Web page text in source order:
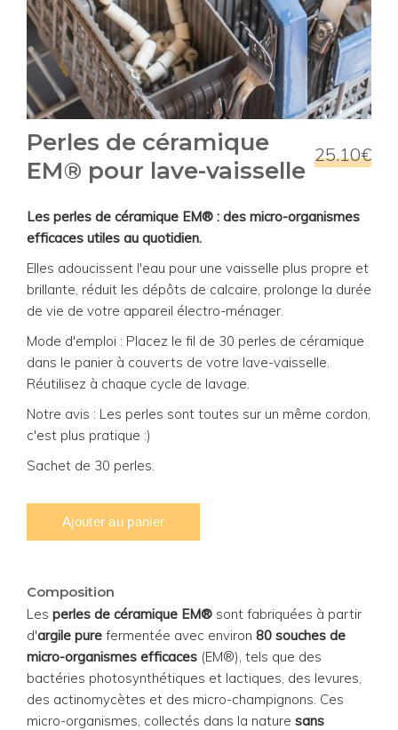
25.10€
Perles de céramique
EM® pour lave-vaisselle
Les perles de céramique EM® : des micro-organismes
efficaces utiles au quotidien.
Elles adoucissent l'eau pour une vaisselle plus propre et
brillante, réduit les dépôts de calcaire, prolonge la durée
de vie de votre appareil électro-ménager.
Mode d'emploi : Placez le fil de 30 perles de céramique
dans le panier à couverts de votre lave-vaisselle.
Réutilisez à chaque cycle de lavage.
Notre avis : Les perles sont toutes sur un même cordon,
c'est plus pratique :)
Sachet de 30 perles.
Composition
Les perles de céramique EM® sont fabriquées à partir
d'argile pure fermentée avec environ 80 souches de
micro-organismes efficaces (EM®), tels que des
bactéries photosynthétiques et lactiques, des levures,
des actinomycètes et des micro-champignons. Ces
micro-organismes, collectés dans la nature sans